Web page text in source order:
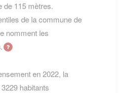
de 115 mètres.
de la commune de
nomment les
.
en 2022, la
habitants